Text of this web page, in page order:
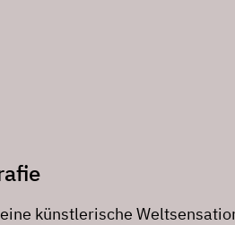
künstlerische